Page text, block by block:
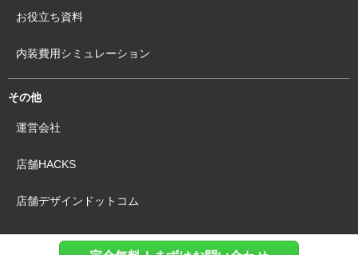
お役立ち資料
内装費用シミュレーション
その他
運営会社
店舗HACKS
店舗デザインドットコム